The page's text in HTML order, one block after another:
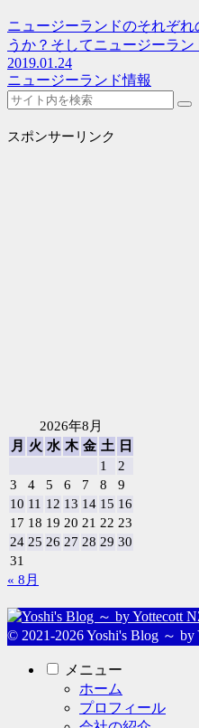
ニュージーランドのそれぞ
うか？そしてニュージーラ
2019.01.24
ニュージーランド情報
スポンサーリンク
2026年8月
月
火 水 木 金 土
日
1
2
3
4 5 6 7 8
9
10 11 12 13 14 15 16
17 18 19 20 21 22 23
24 25 26 27 28 29 30
31
« 8月
© 2021-2026 Yoshi's Blog ～ by
メニュー
ホーム
プロフィール